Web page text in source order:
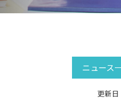
ニュース
更新日